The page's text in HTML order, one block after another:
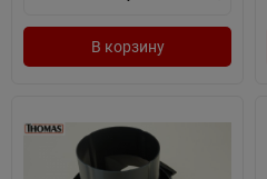
В корзину